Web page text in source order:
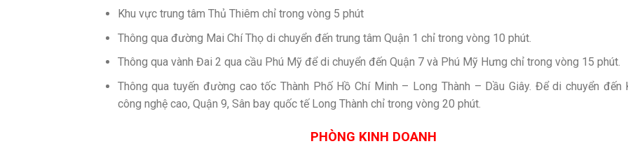
Khu vực trung tâm Thủ Thiêm chỉ trong vòng 5 phút
Thông qua đường Mai Chí Thọ di chuyển đến trung tâm Quận 1 chỉ trong vòng 10 phút.
Thông qua vành Đai 2 qua cầu Phú Mỹ để di chuyển đến Quận 7 và Phú Mỹ Hưng chỉ trong vòng 15 phút.
Thông qua tuyến đường cao tốc Thành Phố Hồ Chí Minh – Long Thành – Dầu Giây. Để di chuyển đến
công nghệ cao, Quận 9, Sân bay quốc tế Long Thành chỉ trong vòng 20 phút.
PHÒNG KINH DOANH